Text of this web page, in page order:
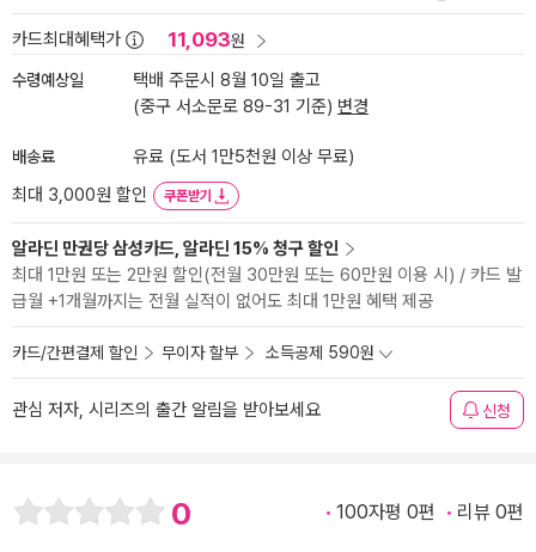
카드최대혜택가 11,093원
수령예상일
택배 주문시 8월 10일 출고
(중구 서소문로 89-31 기준) 변경
배송료
유료 (도서 1만5천원 이상 무료)
최대 3,000원 할인
쿠폰받기
알라딘 만권당 삼성카드, 알라딘 15% 청구 할인
최대 1만원 또는 2만원 할인(전월 30만원 또는 60만원 이용 시) / 카드 발
급월 +1개월까지는 전월 실적이 없어도 최대 1만원 혜택 제공
카드/간편결제 할인 무이자 할부 소득공제 590원
관심 저자, 시리즈의 출간 알림을 받아보세요 신청
0 100자평 0편 리뷰 0편